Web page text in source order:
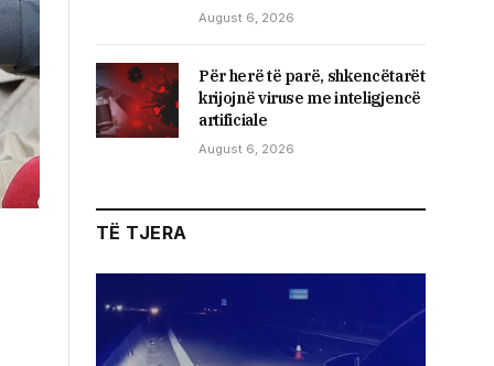
August 6, 2026
Për herë të parë, shkencëtarët
krijojnë viruse me inteligjencë
artificiale
August 6, 2026
TË TJERA